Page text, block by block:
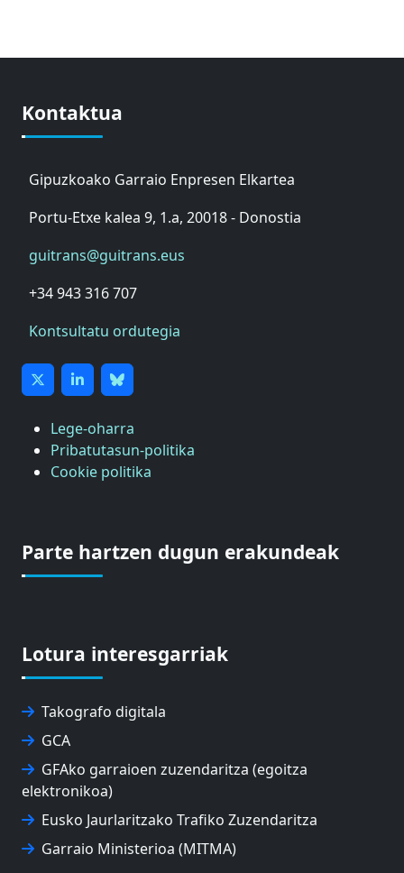
Kontaktua
Gipuzkoako Garraio Enpresen Elkartea
Portu-Etxe kalea 9, 1.a, 20018 - Donostia
guitrans@guitrans.eus
+34 943 316 707
Kontsultatu ordutegia
Lege-oharra
Pribatutasun-politika
Cookie politika
Parte hartzen dugun erakundeak
Lotura interesgarriak
Takografo digitala
GCA
GFAko garraioen zuzendaritza (egoitza
elektronikoa)
Eusko Jaurlaritzako Trafiko Zuzendaritza
Garraio Ministerioa (MITMA)